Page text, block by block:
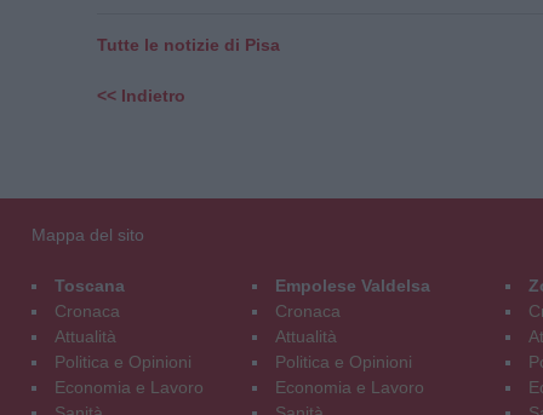
Tutte le notizie di Pisa
<< Indietro
Mappa del sito
Toscana
Cronaca
Attualità
Politica e Opinioni
Economia e Lavoro
Empolese Valdelsa
Cronaca
Attualità
Politica e Opinioni
Economia e Lavoro